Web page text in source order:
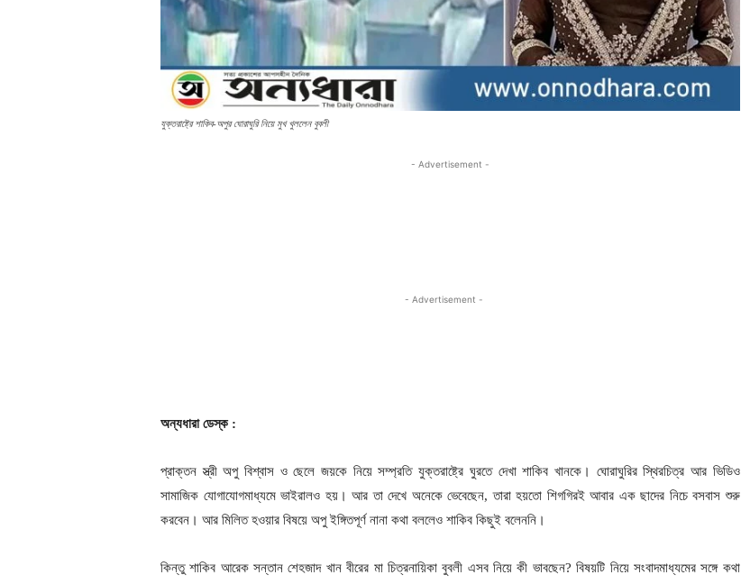
যুক্তরাষ্ট্রে শাকিব-অপুর ঘোরাঘুরি নিয়ে মুখ খুললেন বুবলী
- Advertisement -
- Advertisement -
অন্যধারা ডেস্ক :
প্রাক্তন স্ত্রী অপু বিশ্বাস ও ছেলে জয়কে নিয়ে সম্প্রতি যুক্তরাষ্ট্রে ঘুরতে দেখা শাকিব খানকে। ঘোরাঘুরির স্থিরচিত্র আর ভিডিও
সামাজিক যোগাযোগমাধ্যমে ভাইরালও হয়। আর তা দেখে অনেকে ভেবেছেন, তারা হয়তো শিগগিরই আবার এক ছাদের নিচে বসবাস শুরু
করবেন। আর মিলিত হওয়ার বিষয়ে অপু ইঙ্গিতপূর্ণ নানা কথা বললেও শাকিব কিছুই বলেননি।
কিন্তু শাকিব আরেক সন্তান শেহজাদ খান বীরের মা চিত্রনায়িকা বুবলী এসব নিয়ে কী ভাবছেন? বিষয়টি নিয়ে সংবাদমাধ্যমের সঙ্গে কথা